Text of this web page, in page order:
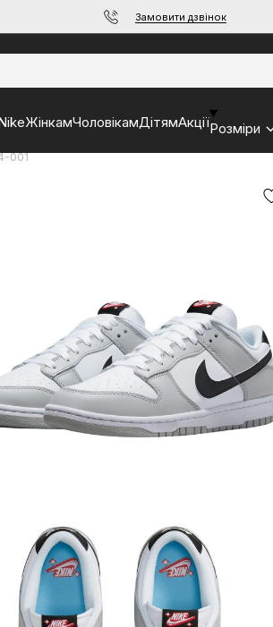
Замовити дзвінок
ЖінкамЧоловікамДітямАкціїРозміри
001